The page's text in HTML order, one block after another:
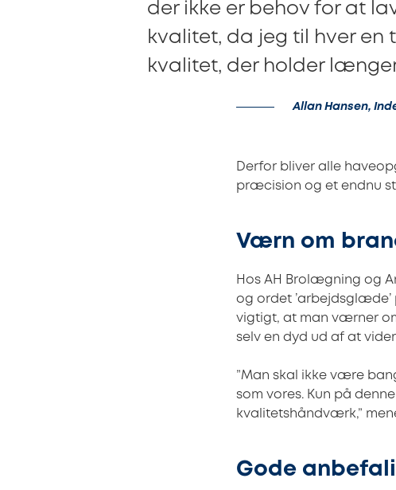
der ikke er behov for at
kvalitet, da jeg til hver
kvalitet, der holder
Allan Hansen,
Derfor bliver alle
præcision og et endnu
Værn om
Hos AH Brolægning og
og ordet ’arbejdsglæde’
vigtigt, at man værner
selv en dyd ud af at
”Man skal ikke være
som vores. Kun på
kvalitetshåndværk,”
Gode